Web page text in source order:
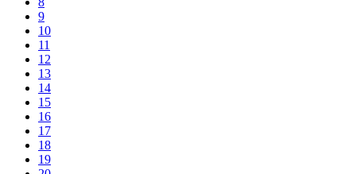
9
10
11
12
13
14
15
16
17
18
19